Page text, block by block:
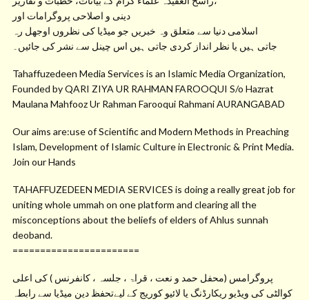
دینی و اصلاحی پروگرامات اور
اسلامی دنیا سے متعلق وہ خبریں جو میڈیا کی نظروں اوجھل رہ
جاتی ہیں یا نظر انداز کردی جاتی ہیں اس چینل سے نشر کی جائیں۔
Tahaffuzedeen Media Services is an Islamic Media Organization,
Founded by QARI ZIYA UR RAHMAN FAROOQUI S/o Hazrat
Maulana Mahfooz Ur Rahman Farooqui Rahmani AURANGABAD
Our aims are:use of Scientific and Modern Methods in Preaching
Islam, Development of Islamic Culture in Electronic & Print Media.
Join our Hands
TAHAFFUZEDEEN MEDIA SERVICES is doing a really great job for
uniting whole ummah on one platform and clearing all the
misconceptions about the beliefs of elders of Ahlus sunnah
deoband.
=======================
پروگرامس (محفل حمد و نعت ، قراۃ ، جلسہ ، کانفرنس ) کی اعلی
کوالٹی کی ویڈیو ریکارڈنگ یا لائیو کوریج کے لیےتحفظ دین میڈیا سے رابطہ